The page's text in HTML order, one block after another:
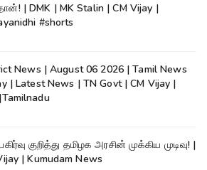
| DMK | MK Stalin | CM Vijay |
#shorts
News | August 06 2026 | Tamil News
| Latest News | TN Govt | CM Vijay |
குறித்து தமிழக அரசின் முக்கிய முடிவு! |
| Kumudam News